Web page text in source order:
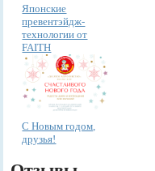
Японские
превентэйдж-
технологии от
FAITH
С Новым годом,
друзья!